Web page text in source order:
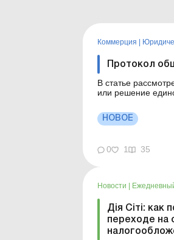
Коммерция
Протокол
В статье
или решение
Ошибка при
НОВОЕ
0 1 35
Новости
Дія Сіті: как
переходе на